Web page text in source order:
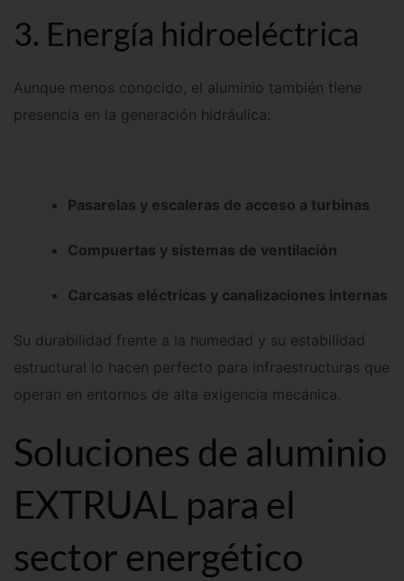
3. Energía hidroeléctrica
Aunque menos conocido, el aluminio también tiene
presencia en la generación hidráulica:
Pasarelas y escaleras de acceso a turbinas
Compuertas y sistemas de ventilación
Carcasas eléctricas y canalizaciones internas
Su durabilidad frente a la humedad y su estabilidad
estructural lo hacen perfecto para infraestructuras que
operan en entornos de alta exigencia mecánica.
Soluciones de aluminio
EXTRUAL para el
sector energético